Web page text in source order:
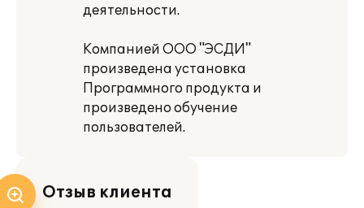
деятельности.
Компанией ООО "ЭСДИ"
произведена установка
Программного продукта и
произведено обучение
пользователей.
Отзыв клиента